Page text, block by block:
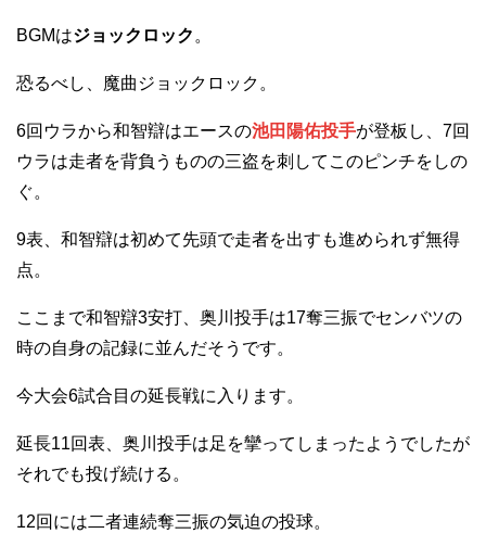
BGMはジョックロック 。
恐るべし、魔曲ジョックロック。
6回ウラから和智辯はエースの池田陽佑投手が登板し、7回
ウラは走者を背負うものの三盗を刺してこのピンチをしの
ぐ。
9表、和智辯は初めて先頭で走者を出すも進められず無得
点。
ここまで和智辯3安打、奥川投手は17奪三振でセンバツの
時の自身の記録に並んだそうです。
今大会6試合目の延長戦に入ります。
延長11回表、奥川投手は足を攣ってしまったようでしたが
それでも投げ続ける。
12回には二者連続奪三振の気迫の投球。